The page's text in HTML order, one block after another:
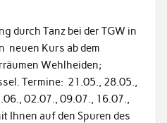
durch Tanz bei der TGW in
neuen Kurs ab dem
Wehlheiden;
Termine: 21.05., 28.05.,
02.07., 09.07., 16.07.,
Ihnen auf den Spuren des